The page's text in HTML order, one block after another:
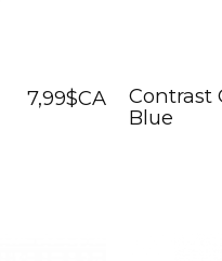
7,99$CA
Contrast
Blue